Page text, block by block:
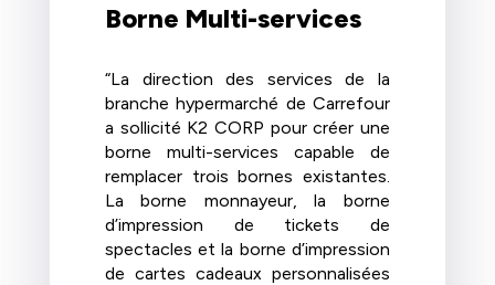
Borne Multi-services
“La direction des services de la
branche hypermarché de Carrefour
a sollicité K2 CORP pour créer une
borne multi-services capable de
remplacer trois bornes existantes.
La borne monnayeur, la borne
d’impression de tickets de
spectacles et la borne d’impression
de cartes cadeaux personnalisées